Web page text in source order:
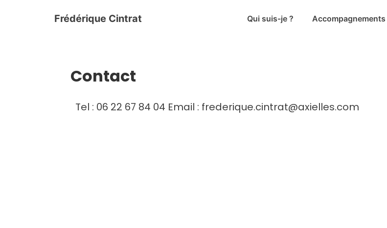
Frédérique Cintrat Qui suis-je ? Accompagnements
Contact
Tel : 06 22 67 84 04 Email : frederique.cintrat@axielles.com